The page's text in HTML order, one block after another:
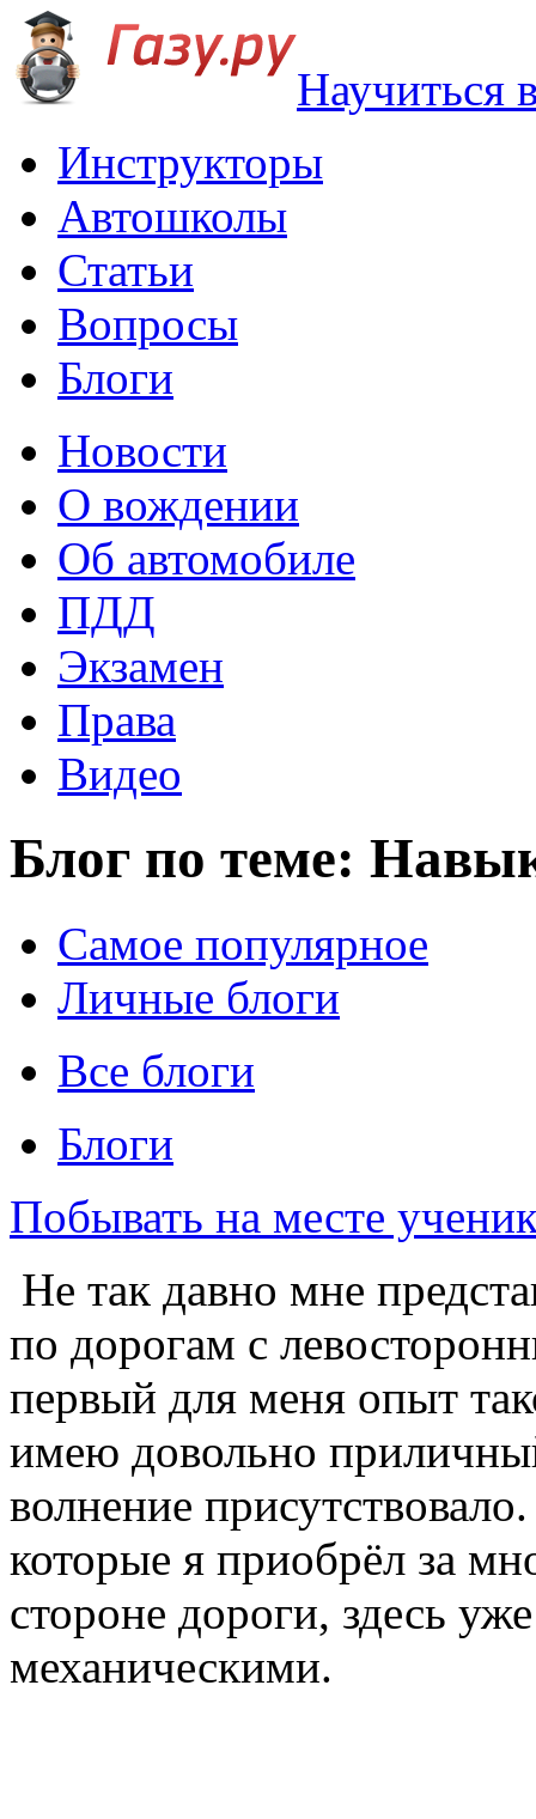
Научиться
Инструкторы
Автошколы
Статьи
Вопросы
Блоги
Новости
О вождении
Об автомобиле
ПДД
Экзамен
Права
Видео
Блог по теме:
Самое популярное
Личные блоги
Все блоги
Блоги
Побывать на месте
Не так давно мне
по дорогам с
первый для меня опыт
имею довольно
волнение
которые я приобрёл за
стороне дороги, здесь